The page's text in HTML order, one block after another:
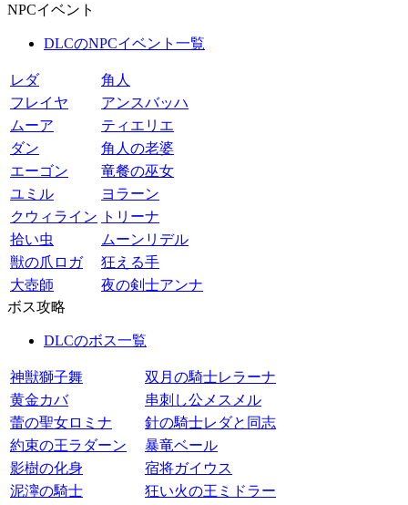
NPCイベント
DLCのNPCイベント一覧
レダ
角人
フレイヤ
アンスバッハ
ムーア
ティエリエ
ダン
角人の老婆
エーゴン
竜餐の巫女
ユミル
ヨラーン
クウィライン
トリーナ
拾い虫
ムーンリデル
獣の爪ロガ
狂える手
大壺師
夜の剣士アンナ
ボス攻略
DLCのボス一覧
神獣獅子舞
双月の騎士レラーナ
黄金カバ
串刺し公メスメル
蕾の聖女ロミナ
針の騎士レダと同志
約束の王ラダーン
暴竜ベール
影樹の化身
宿将ガイウス
泥濘の騎士
狂い火の王ミドラー